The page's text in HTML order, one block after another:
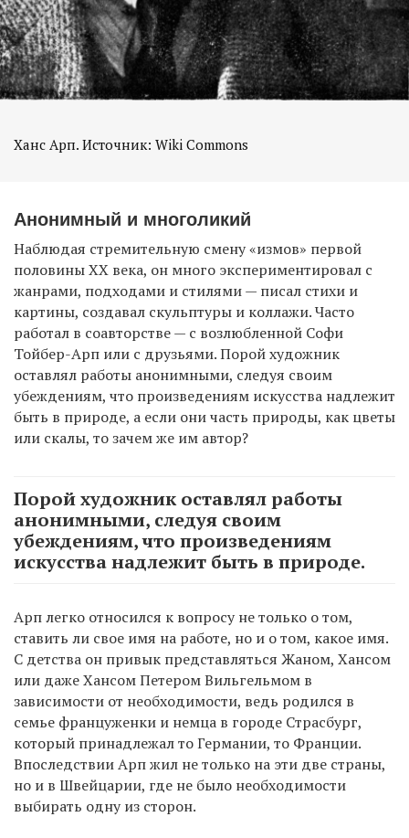
Ханс Арп. Источник: Wiki Commons
Анонимный и многоликий
Наблюдая стремительную смену «измов» первой
половины ХХ века, он много экспериментировал с
жанрами, подходами и стилями — писал стихи и
картины, создавал скульптуры и коллажи. Часто
работал в соавторстве — с возлюбленной Софи
Тойбер-Арп или с друзьями. Порой художник
оставлял работы анонимными, следуя своим
убеждениям, что произведениям искусства надлежит
быть в природе, а если они часть природы, как цветы
или скалы, то зачем же им автор?
Порой художник оставлял работы
анонимными, следуя своим
убеждениям, что произведениям
искусства надлежит быть в природе.
Арп легко относился к вопросу не только о том,
ставить ли свое имя на работе, но и о том, какое имя.
С детства он привык представляться Жаном, Хансом
или даже Хансом Петером Вильгельмом в
зависимости от необходимости, ведь родился в
семье француженки и немца в городе Страсбург,
который принадлежал то Германии, то Франции.
Впоследствии Арп жил не только на эти две страны,
но и в Швейцарии, где не было необходимости
выбирать одну из сторон.